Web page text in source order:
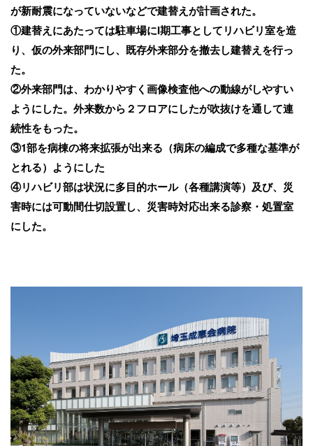
が新耐震になっていないなどで建替えが計画された。
①建替えにあたっては駐車場にI期工事としてリハビリ室を造
り、仮の外来部門にし、既存外来部分を撤去し建替えを行っ
た。
②外来部門は、わかりやすく画像検査他への動線がしやすい
ようにした。外来数から２フロアにしたが吹抜けを通して連
続性をもった。
③1部を病棟の将来拡張が出来る（病床の編成で多種な基準が
とれる）ようにした
④リハビリ部は状況に多目的ホール（各種講演等）及び、災
害時には可動間仕切設置し、災害時対応出来る診察・処置室
にした。